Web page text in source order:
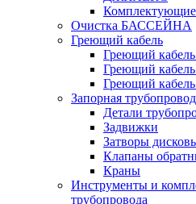
Комплектующие
Очистка БАССЕЙНА
Греющий кабель
Греющий
Греющий
Греющий
Запорная
Детали
Задвижки
Затворы
Клапаны
Краны
Инструменты и
трубопровода